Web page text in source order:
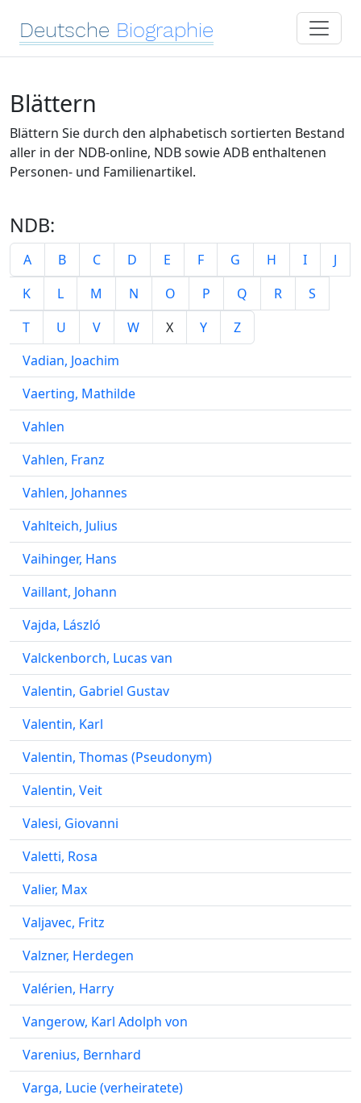
Deutsche Biographie
Blättern
Blättern Sie durch den alphabetisch sortierten Bestand
aller in der NDB-online, NDB sowie ADB enthaltenen
Personen- und Familienartikel.
NDB:
A B C D E F G H I
J
K
L M N O P Q R
S
T
U V W X Y
Z
Vadian, Joachim
Vaerting, Mathilde
Vahlen
Vahlen, Franz
Vahlen, Johannes
Vahlteich, Julius
Vaihinger, Hans
Vaillant, Johann
Vajda, László
Valckenborch, Lucas van
Valentin, Gabriel Gustav
Valentin, Karl
Valentin, Thomas (Pseudonym)
Valentin, Veit
Valesi, Giovanni
Valetti, Rosa
Valier, Max
Valjavec, Fritz
Valzner, Herdegen
Valérien, Harry
Vangerow, Karl Adolph von
Varenius, Bernhard
Varga, Lucie (verheiratete)